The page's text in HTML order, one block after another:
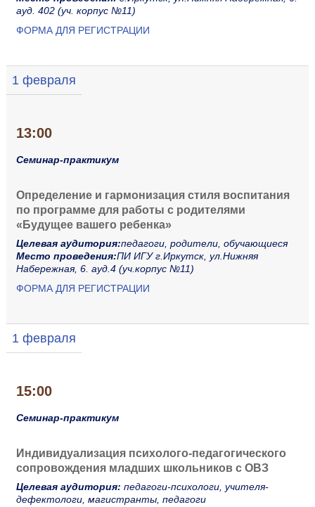
ауд. 402 (уч. корпус №11)
ФОРМА ДЛЯ РЕГИСТРАЦИИ
1 февраля
13:00
Семинар-практикум
Определение и гармонизация стиля воспитания
по программе для работы с родителями
«Будущее вашего ребенка»
Целевая аудитория:педагоги, родители, обучающиеся
Место проведения:ПИ ИГУ г.Иркутск, ул.Нижняя
Набережная, 6. ауд.4 (уч.корпус №11)
ФОРМА ДЛЯ РЕГИСТРАЦИИ
1 февраля
15:00
Семинар-практикум
Индивидуализация психолого-педагогического
сопровождения младших школьников с ОВЗ
Целевая аудитория: педагоги-психологи, учителя-
дефектологи, магистранты, педагоги